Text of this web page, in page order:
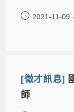
2021-11-09
[徵才訊息]
師